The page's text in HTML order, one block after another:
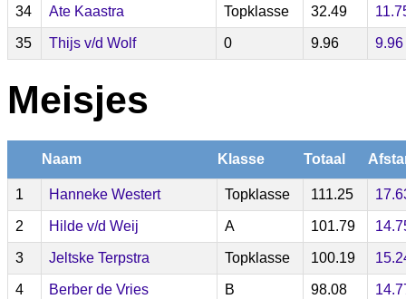
34 Ate Kaastra Topklasse 32.49
35 Thijs v/d Wolf 0 9.96 9.96
Meisjes
Naam Klasse Totaal
1 Hanneke Westert Topklasse 111.25
2 Hilde v/d Weij A 101.79
3 Jeltske Terpstra Topklasse 100.19
4 Berber de Vries B 98.08